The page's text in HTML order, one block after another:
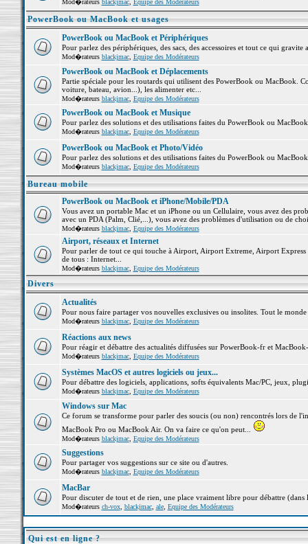
Mod�rateurs blackjmac, Equipe des Modérateurs
PowerBook ou MacBook et usages
PowerBook ou MacBook et Périphériques
Pour parlez des périphériques, des sacs, des accessoires et tout ce qui
Mod�rateurs blackjmac, Equipe des Modérateurs
PowerBook ou MacBook et Déplacements
Partie spéciale pour les routards qui utilisent des PowerBook ou MacBook.
voiture, bateau, avion...), les alimenter etc...
Mod�rateurs blackjmac, Equipe des Modérateurs
PowerBook ou MacBook et Musique
Pour parlez des solutions et des utilisations faites du PowerBook ou
Mod�rateurs blackjmac, Equipe des Modérateurs
PowerBook ou MacBook et Photo/Vidéo
Pour parlez des solutions et des utilisations faites du PowerBook ou
Mod�rateurs blackjmac, Equipe des Modérateurs
Bureau mobile
PowerBook ou MacBook et iPhone/Mobile/PDA
Vous avez un portable Mac et un iPhone ou un Cellulaire, vous avez des
avec un PDA (Palm, Clié,...), vous avez des problèmes d'utilisation ou de
Mod�rateurs blackjmac, Equipe des Modérateurs
Airport, réseaux et Internet
Pour parler de tout ce qui touche à Airport, Airport Extreme, Airport
de tous : Internet...
Mod�rateurs blackjmac, Equipe des Modérateurs
Divers
Actualités
Pour nous faire partager vos nouvelles exclusives ou insolites. Tout le
Mod�rateurs blackjmac, Equipe des Modérateurs
Réactions aux news
Pour réagir et débattre des actualités diffusées sur PowerBook-fr et
Mod�rateurs blackjmac, Equipe des Modérateurs
Systèmes MacOS et autres logiciels ou jeux...
Pour débattre des logiciels, applications, softs équivalents Mac/PC, jeux,
Mod�rateurs blackjmac, Equipe des Modérateurs
Windows sur Mac
Ce forum se transforme pour parler des soucis (ou non) rencontrés lors de
MacBook Pro ou MacBook Air. On va faire ce qu'on peut...
Mod�rateurs blackjmac, Equipe des Modérateurs
Suggestions
Pour partager vos suggestions sur ce site ou d'autres.
Mod�rateurs blackjmac, Equipe des Modérateurs
MacBar
Pour discuter de tout et de rien, une place vraiment libre pour débattre (dans
Mod�rateurs ch-vox, blackjmac, ale, Equipe des Modérateurs
Qui est en ligne ?